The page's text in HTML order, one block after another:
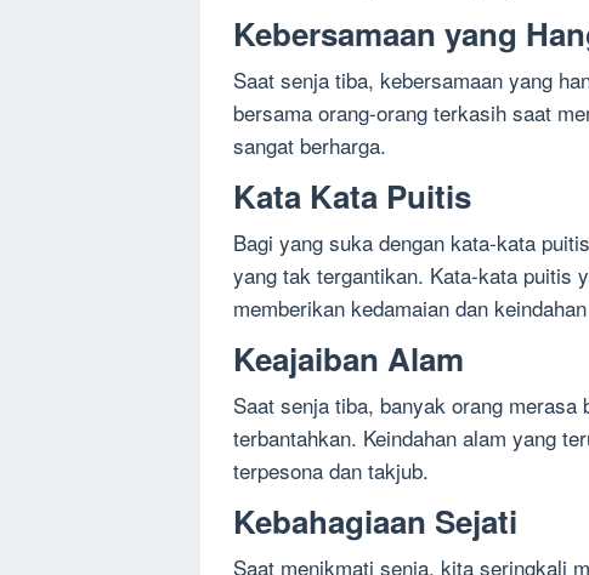
Kebersamaan yang
Saat senja tiba, kebersamaan yang
bersama orang-orang terkasih saat
sangat berharga.
Kata Kata Puitis
Bagi yang suka dengan kata-kata
yang tak tergantikan. Kata-kata puitis
memberikan kedamaian dan
Keajaiban Alam
Saat senja tiba, banyak orang
terbantahkan. Keindahan alam yang
terpesona dan takjub.
Kebahagiaan Sejati
Saat menikmati senja, kita seringkali